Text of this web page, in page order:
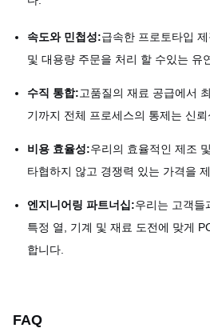
속도와 민첩성:급속한 프로토타입
및 대용량 주문을 처리 할 수있는 유
수직 통합:고품질의 재료 공급에서
기까지 전체 프로세스의 통제는 신
비용 효율성:우리의 효율적인 제조
타협하지 않고 경쟁력 있는 가격을
엔지니어링 파트너십:우리는 고객들
특정 열, 기계 및 재료 도전에 맞게
합니다.
FAQ